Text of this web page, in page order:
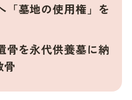
「墓地の使用権」を
骨を永代供養墓に納
骨